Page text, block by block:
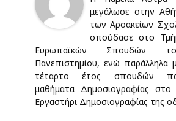
μεγάλωσε στην
των Αρσακείων
σπούδασε στο
Ευρωπαϊκών Σπουδών
Πανεπιστημίου, ενώ παράλληλα
τέταρτο έτος σπουδών
μαθήματα Δημοσιογραφίας στο
Εργαστήρι Δημοσιογραφίας της